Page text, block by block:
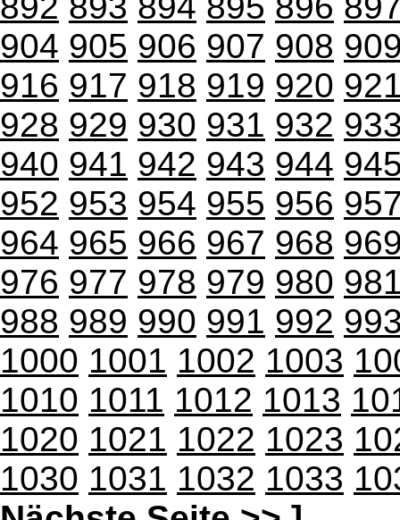
904 905 906 907 908
916 917 918 919 920
928 929 930 931 932
940 941 942 943 944
952 953 954 955 956
964 965 966 967 968
976 977 978 979 980
988 989 990 991 992
1000 1001 1002 1003
1010 1011 1012 1013
1020 1021 1022 1023
1030 1031 1032 1033